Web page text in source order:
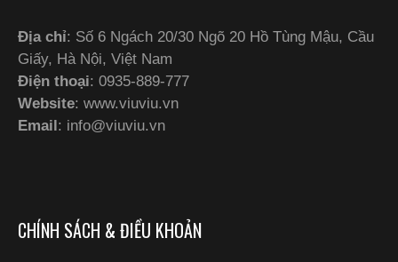
Địa chỉ: Số 6 Ngách 20/30 Ngõ 20 Hồ Tùng Mậu, Cầu
Giấy, Hà Nội, Việt Nam
Điện thoại: 0935-889-777
Website: www.viuviu.vn
Email: info@viuviu.vn
CHÍNH SÁCH & ĐIỀU KHOẢN